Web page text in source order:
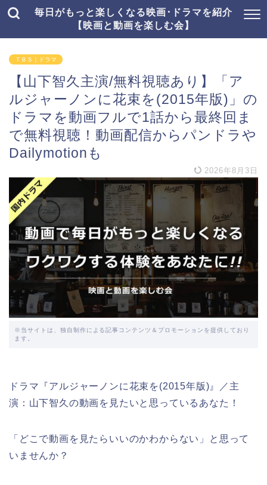
毎日がもっと楽しくなる映画･ドラマを紹介
【映画と動画を楽しむ会】
ＴＢＳ｜ドラマ
【山下智久主演/無料視聴あり】「ア
ルジャーノンに花束を(2015年版)」の
ドラマを動画フルで1話から最終回ま
で無料視聴！動画配信からパンドラや
Dailymotionも
2026年8月3日
※当サイトは、独自制作による記事コンテンツ＆プロモーションを提供しており
ます。
ドラマ『アルジャーノンに花束を(2015年版)』／主
演：山下智久の動画を見たいと思っているあなた！
「どこで動画を見たらいいのかわからない」と思って
いませんか？